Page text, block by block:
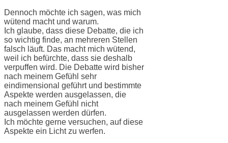
Dennoch möchte ich sagen, was mich
wütend macht und warum.
Ich glaube, dass diese Debatte, die ich
so wichtig finde, an mehreren Stellen
falsch läuft. Das macht mich wütend,
weil ich befürchte, dass sie deshalb
verpuffen wird. Die Debatte wird bisher
nach meinem Gefühl sehr
eindimensional geführt und bestimmte
Aspekte werden ausgelassen, die
nach meinem Gefühl nicht
ausgelassen werden dürfen.
Ich möchte gerne versuchen, auf diese
Aspekte ein Licht zu werfen.